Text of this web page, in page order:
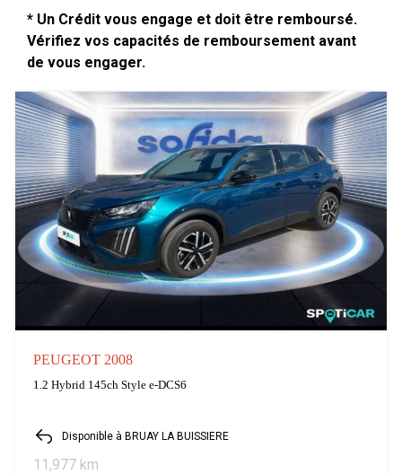
* Un Crédit vous engage et doit être remboursé.
Vérifiez vos capacités de remboursement avant
de vous engager.
PEUGEOT 2008
1.2 Hybrid 145ch Style e-DCS6
Disponible à BRUAY LA BUISSIERE
11,977 km